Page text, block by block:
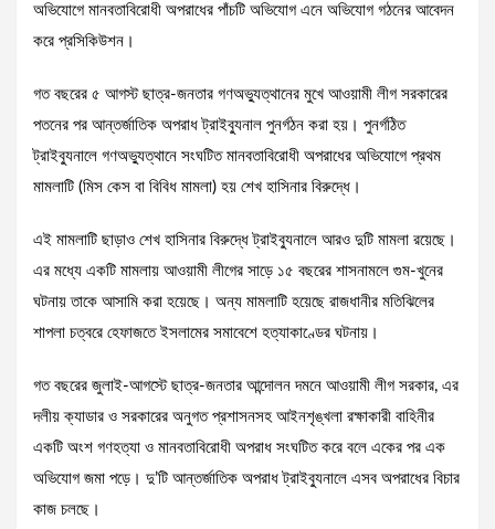
অভিযোগে মানবতাবিরোধী অপরাধের পাঁচটি অভিযোগ এনে অভিযোগ গঠনের আবেদন
করে প্রসিকিউশন।
গত বছরের ৫ আগস্ট ছাত্র-জনতার গণঅভ্যুত্থানের মুখে আওয়ামী লীগ সরকারের
পতনের পর আন্তর্জাতিক অপরাধ ট্রাইব্যুনাল পুনর্গঠন করা হয়। পুনর্গঠিত
ট্রাইব্যুনালে গণঅভ্যুত্থানে সংঘটিত মানবতাবিরোধী অপরাধের অভিযোগে প্রথম
মামলাটি (মিস কেস বা বিবিধ মামলা) হয় শেখ হাসিনার বিরুদ্ধে।
এই মামলাটি ছাড়াও শেখ হাসিনার বিরুদ্ধে ট্রাইব্যুনালে আরও দুটি মামলা রয়েছে।
এর মধ্যে একটি মামলায় আওয়ামী লীগের সাড়ে ১৫ বছরের শাসনামলে গুম-খুনের
ঘটনায় তাকে আসামি করা হয়েছে। অন্য মামলাটি হয়েছে রাজধানীর মতিঝিলের
শাপলা চত্বরে হেফাজতে ইসলামের সমাবেশে হত্যাকাণ্ডের ঘটনায়।
গত বছরের জুলাই-আগস্টে ছাত্র-জনতার আন্দোলন দমনে আওয়ামী লীগ সরকার, এর
দলীয় ক্যাডার ও সরকারের অনুগত প্রশাসনসহ আইনশৃঙ্খলা রক্ষাকারী বাহিনীর
একটি অংশ গণহত্যা ও মানবতাবিরোধী অপরাধ সংঘটিত করে বলে একের পর এক
অভিযোগ জমা পড়ে। দু’টি আন্তর্জাতিক অপরাধ ট্রাইব্যুনালে এসব অপরাধের বিচার
কাজ চলছে।